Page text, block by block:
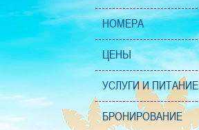
НОМЕРА
ЦЕНЫ
УСЛУГИ И ПИТАНИЕ
БРОНИРОВАНИЕ